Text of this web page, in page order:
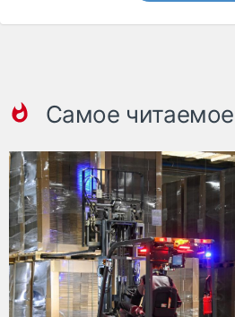
Самое читаемое